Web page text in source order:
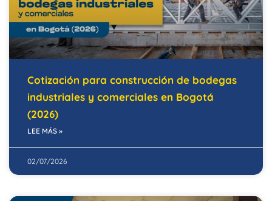
Cotización para construcción de bodegas
industriales y comerciales en Bogotá
(2026)
LEE MÁS »
02/07/2026